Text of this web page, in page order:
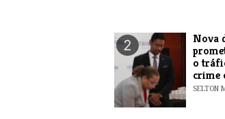
2
Nova
o
crime
SELTON